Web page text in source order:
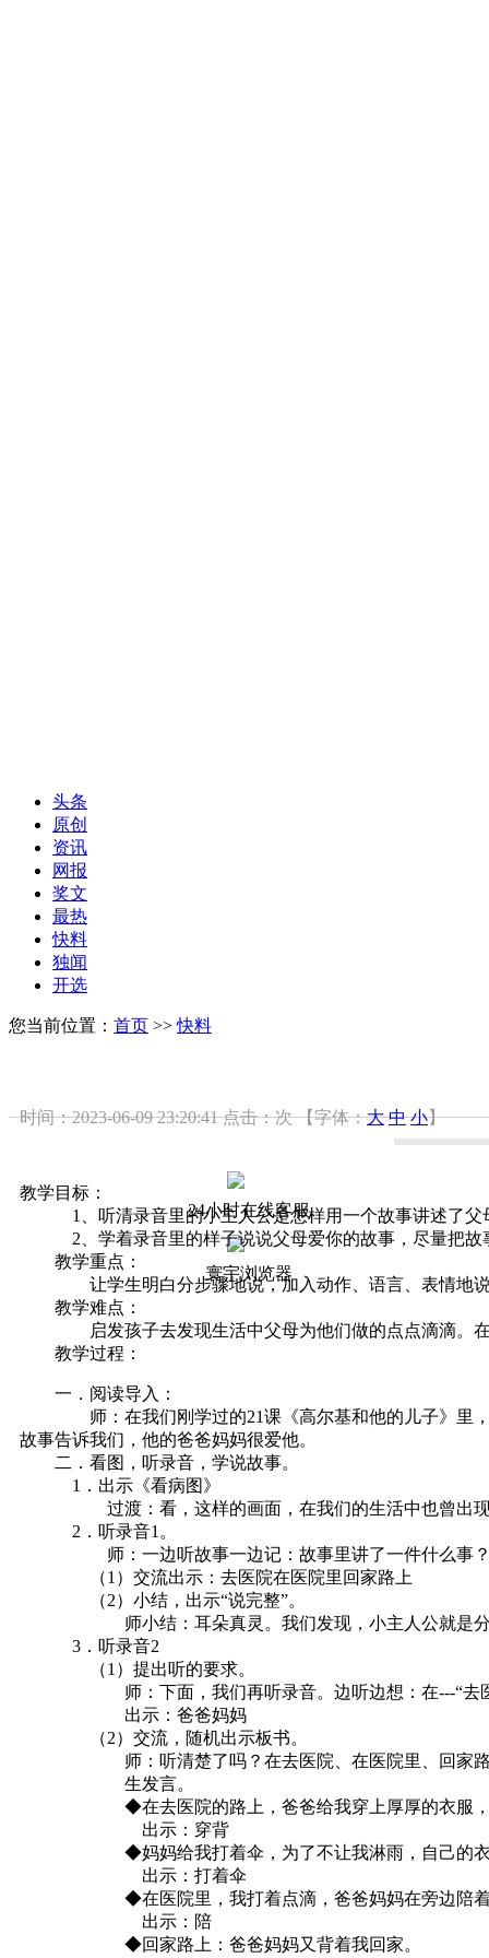
24小时在线客服
寰宇浏览器
头条
原创
资讯
网报
奖文
最热
快料
独闻
开选
您当前位置： 首页 >>快料
时间：2023-06-09 23:20:41点击：次 【字体：大 中 小】
教学目标：
1、听清录音里的小主人公是怎样用一个故事讲述了父
2、学着录音里的样子说说父母爱你的故事，尽量把故
教学重点：
让学生明白分步骤地说，加入动作、语言、表情地说
教学难点：
启发孩子去发现生活中父母为他们做的点点滴滴。在
教学过程：
一．阅读导入：
师：在我们刚学过的21课《高尔基和他的儿子》里，伟
故事告诉我们，他的爸爸妈妈很爱他。
二．看图，听录音，学说故事。
1．出示《看病图》
过渡：看，这样的画面，在我们的生活中也曾出现
2．听录音1。
师：一边听故事一边记：故事里讲了一件什么事？
（1）交流出示：去医院在医院里回家路上
（2）小结，出示“说完整”。
师小结：耳朵真灵。我们发现，小主人公就是分---“去
3．听录音2
（1）提出听的要求。
师：下面，我们再听录音。边听边想：在---“去医院
出示：爸爸妈妈
（2）交流，随机出示板书。
师：听清楚了吗？在去医院、在医院里、回家路上
生发言。
◆在去医院的路上，爸爸给我穿上厚厚的衣服，
出示：穿背
◆妈妈给我打着伞，为了不让我淋雨，自己的衣
出示：打着伞
◆在医院里，我打着点滴，爸爸妈妈在旁边陪着
出示：陪
◆回家路上：爸爸妈妈又背着我回家。